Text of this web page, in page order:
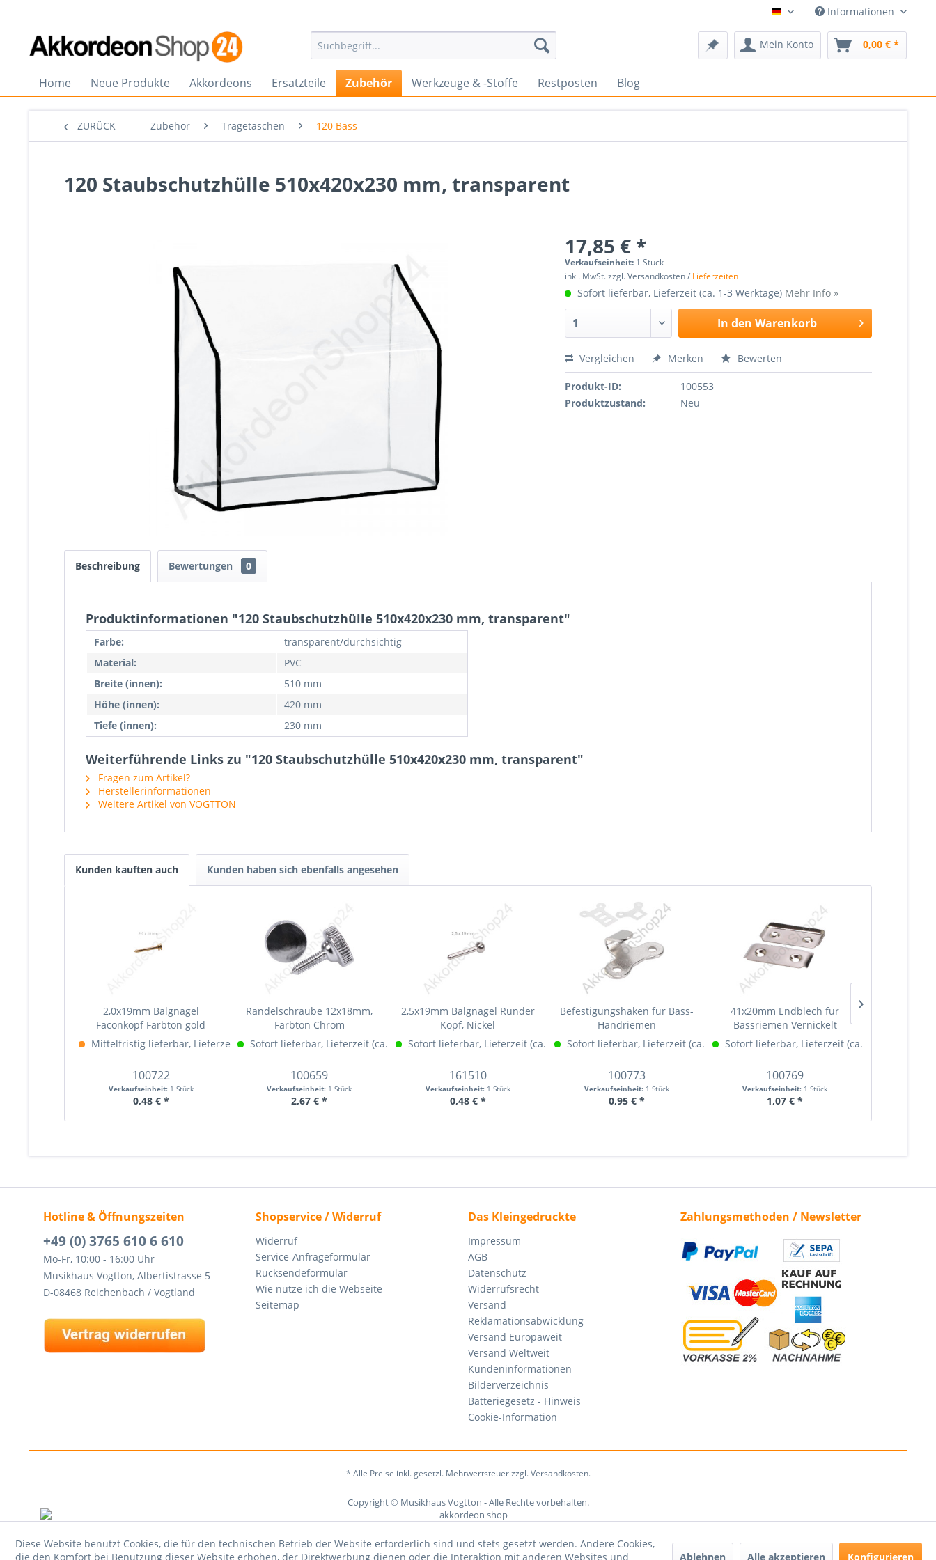
Deutsch Informationen
Mein Konto 0,00 € *
Home Neue Produkte Akkordeons Ersatzteile Zubehör Werkzeuge & -Stoffe Restposten Blog
ZURÜCK Zubehör Tragetaschen 120 Bass
120 Staubschutzhülle 510x420x230 mm, transparent
17,85 € *
Verkaufseinheit: 1 Stück
inkl. MwSt. zzgl. Versandkosten / Lieferzeiten
Sofort lieferbar, Lieferzeit (ca. 1-3 Werktage) Mehr Info »
In den Warenkorb
Vergleichen Merken Bewerten
Produkt-ID:
100553
Produktzustand:
Neu
Beschreibung Bewertungen 0
Produktinformationen "120 Staubschutzhülle 510x420x230 mm, transparent"
Farbe:
transparent/durchsichtig
Material:
PVC
Breite (innen):
510 mm
Höhe (innen):
420 mm
Tiefe (innen):
230 mm
Weiterführende Links zu "120 Staubschutzhülle 510x420x230 mm, transparent"
Fragen zum Artikel?
Herstellerinformationen
Weitere Artikel von VOGTTON
Kunden kauften auch Kunden haben sich ebenfalls angesehen
2,0x19mm Balgnagel
Faconkopf Farbton gold
Mittelfristig lieferbar, Lieferzeit (ca. 1-4 Wochen)Mehr Info »
100722
Verkaufseinheit: 1 Stück
0,48 € *
Rändelschraube 12x18mm,
Farbton Chrom
Sofort lieferbar, Lieferzeit (ca. 1-3 Werktage)Mehr Info »
100659
Verkaufseinheit: 1 Stück
2,67 € *
2,5x19mm Balgnagel Runder
Kopf, Nickel
Sofort lieferbar, Lieferzeit (ca. 1-3 Werktage)Mehr Info »
161510
Verkaufseinheit: 1 Stück
0,48 € *
Befestigungshaken für Bass-
Handriemen
Sofort lieferbar, Lieferzeit (ca. 1-3 Werktage)Mehr Info »
100773
Verkaufseinheit: 1 Stück
0,95 € *
41x20mm Endblech für
Bassriemen Vernickelt
Sofort lieferbar, Lieferzeit (ca. 1-3 Werktage)
100769
Verkaufseinheit: 1 Stück
1,07 € *
Hotline & Öffnungszeiten
+49 (0) 3765 610 6 610
Mo-Fr, 10:00 - 16:00 Uhr
Musikhaus Vogtton, Albertistrasse 5
D-08468 Reichenbach / Vogtland
Shopservice / Widerruf
Widerruf
Service-Anfrageformular
Rücksendeformular
Wie nutze ich die Webseite
Seitemap
Das Kleingedruckte
Impressum
AGB
Datenschutz
Widerrufsrecht
Versand
Reklamationsabwicklung
Versand Europaweit
Versand Weltweit
Kundeninformationen
Bilderverzeichnis
Batteriegesetz - Hinweis
Cookie-Information
Zahlungsmethoden / Newsletter
* Alle Preise inkl. gesetzl. Mehrwertsteuer zzgl. Versandkosten.
Copyright © Musikhaus Vogtton - Alle Rechte vorbehalten.
Diese Website benutzt Cookies, die für den technischen Betrieb der Website erforderlich sind und stets gesetzt werden. Andere Cookies,
die den Komfort bei Benutzung dieser Website erhöhen, der Direktwerbung dienen oder die Interaktion mit anderen Websites und
Ablehnen Alle akzeptieren Konfigurieren